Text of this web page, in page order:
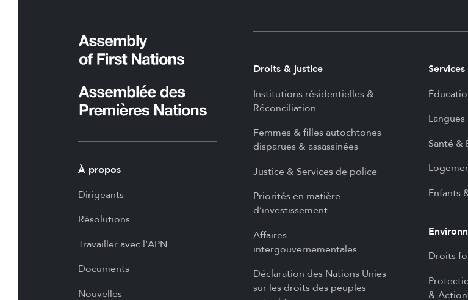
À propos
Dirigeants
Résolutions
Travailler avec l’APN
Documents
Nouvelles
Droits & justice
Institutions résidentielles &
Réconciliation
Femmes & filles autochtones
disparues & assassinées
Justice & Services de police
Priorités en matière
d’investissement
Affaires
intergouvernementales
Déclaration des Nations Unies
sur les droits des peuples
Santé &
Enfants
Droits
&